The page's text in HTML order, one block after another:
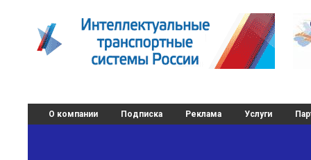
О компании Подписка Реклама Услуги